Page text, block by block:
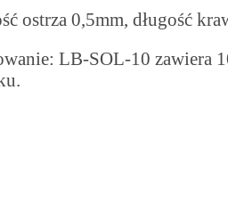
ostrza 0,5mm, długość
LB-SOL-10 zawiera